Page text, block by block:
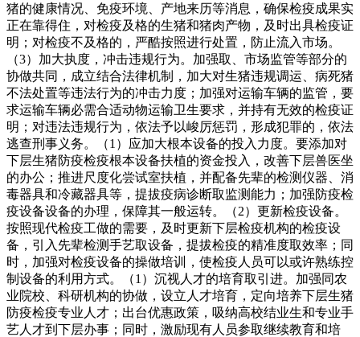
猪的健康情况、免疫环境、产地来历等消息，确保检疫成果实
正在靠得住，对检疫及格的生猪和猪肉产物，及时出具检疫证
明；对检疫不及格的，严酷按照进行处置，防止流入市场。
（3）加大执度，冲击违规行为。加强取、市场监管等部分的
协做共同，成立结合法律机制，加大对生猪违规调运、病死猪
不法处置等违法行为的冲击力度；加强对运输车辆的监管，要
求运输车辆必需合适动物运输卫生要求，并持有无效的检疫证
明；对违法违规行为，依法予以峻厉惩罚，形成犯罪的，依法
逃查刑事义务。（1）应加大根本设备的投入力度。要添加对
下层生猪防疫检疫根本设备扶植的资金投入，改善下层兽医坐
的办公；推进尺度化尝试室扶植，并配备先辈的检测仪器、消
毒器具和冷藏器具等，提拔疫病诊断取监测能力；加强防疫检
疫设备设备的办理，保障其一般运转。（2）更新检疫设备。
按照现代检疫工做的需要，及时更新下层检疫机构的检疫设
备，引入先辈检测手艺取设备，提拔检疫的精准度取效率；同
时，加强对检疫设备的操做培训，使检疫人员可以或许熟练控
制设备的利用方式。（1）沉视人才的培育取引进。加强同农
业院校、科研机构的协做，设立人才培育，定向培养下层生猪
防疫检疫专业人才；出台优惠政策，吸纳高校结业生和专业手
艺人才到下层办事；同时，激励现有人员参取继续教育和培